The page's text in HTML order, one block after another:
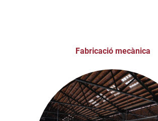
Fabricació mecànica